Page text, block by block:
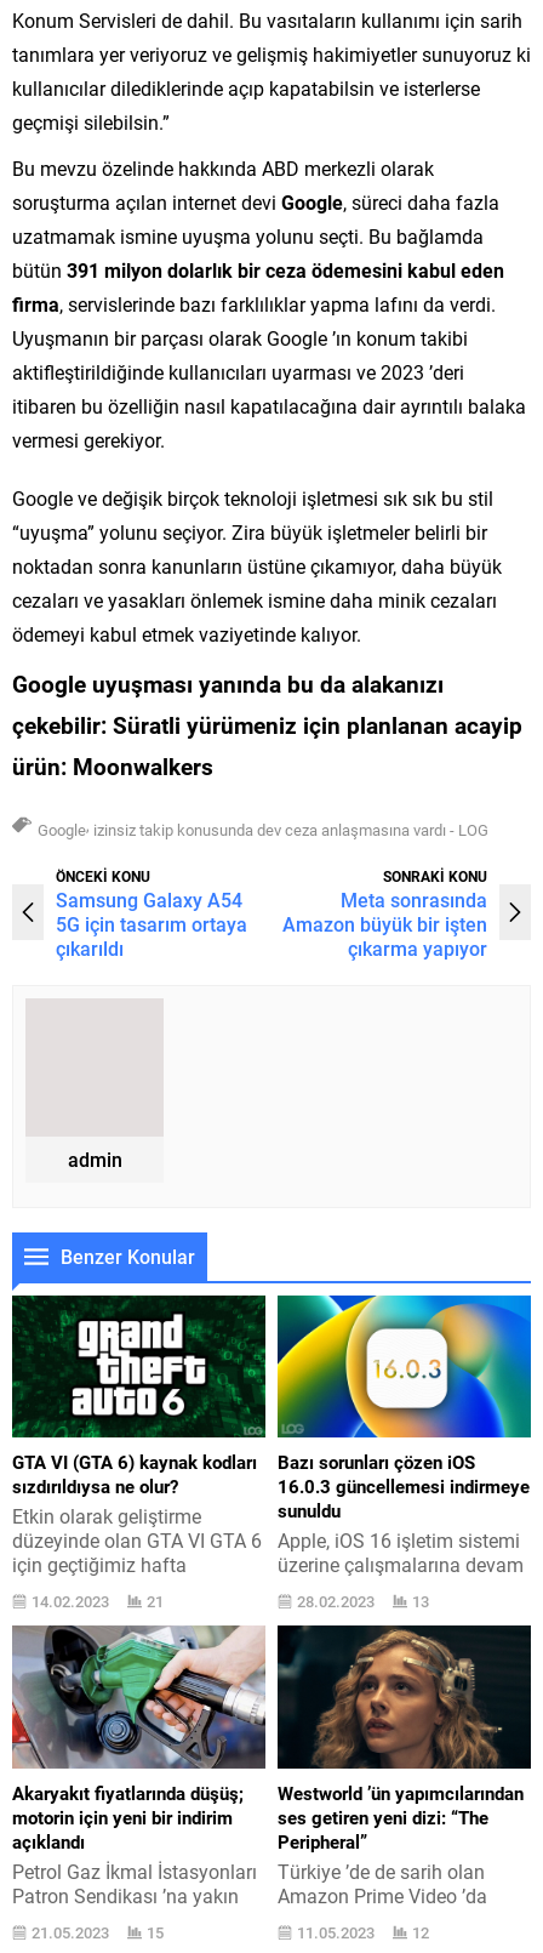
Konum Servisleri de dahil. Bu vasıtaların kullanımı için sarih
tanımlara yer veriyoruz ve gelişmiş hakimiyetler sunuyoruz ki
kullanıcılar dilediklerinde açıp kapatabilsin ve isterlerse
geçmişi silebilsin.”
Bu mevzu özelinde hakkında ABD merkezli olarak
soruşturma açılan internet devi Google, süreci daha fazla
uzatmamak ismine uyuşma yolunu seçti. Bu bağlamda
bütün 391 milyon dolarlık bir ceza ödemesini kabul eden
firma, servislerinde bazı farklılıklar yapma lafını da verdi.
Uyuşmanın bir parçası olarak Google ’ın konum takibi
aktifleştirildiğinde kullanıcıları uyarması ve 2023 ’deri
itibaren bu özelliğin nasıl kapatılacağına dair ayrıntılı balaka
vermesi gerekiyor.
Google ve değişik birçok teknoloji işletmesi sık sık bu stil
“uyuşma” yolunu seçiyor. Zira büyük işletmeler belirli bir
noktadan sonra kanunların üstüne çıkamıyor, daha büyük
cezaları ve yasakları önlemek ismine daha minik cezaları
ödemeyi kabul etmek vaziyetinde kalıyor.
Google uyuşması yanında bu da alakanızı
çekebilir: Süratli yürümeniz için planlanan acayip
ürün: Moonwalkers
Google, izinsiz takip konusunda dev ceza anlaşmasına vardı - LOG
ÖNCEKİ KONU
Samsung Galaxy A54
5G için tasarım ortaya
çıkarıldı
SONRAKİ KONU
Meta sonrasında
Amazon büyük bir işten
çıkarma yapıyor
admin
Benzer Konular
GTA VI (GTA 6) kaynak kodları
sızdırıldıysa ne olur?
Etkin olarak geliştirme
düzeyinde olan GTA VI GTA 6
için geçtiğimiz hafta
gerçekten devasa bir sızıntı
yapıldı. Kaçıranlar için GTA VI
GTA 6 için geçtiğimiz hafta
sonu sabah saatlerinde
büyük bir sızıntı yapıldı.
Başta sahte olduğu
varsayılan ancak daha sonra
reel olduğu ortaya çıkan
sızıntı sonrasında birçok
balaka ortaya çıktı....
14.02.2023 21
Bazı sorunları çözen iOS
16.0.3 güncellemesi indirmeye
sunuldu
Apple, iOS 16 işletim sistemi
üzerine çalışmalarına devam
ediyor. Biraz evvel yardımlı
iPhone ’lar için iOS 16.0.3
geldi. WWDC22 aktifliğinin en
ehemmiyetli ilanı olan, tüm
detaylarına burada yer
verdiğimiz iOS 16 işletim
sistemi, sayfanın altında
görebileceğiniz yardımlı tüm
iPhone modelleri için
geçtiğimiz ay indirilebilir hale
geldi. İşte bunun üstüne
aktüelleme çalışmaları...
28.02.2023 13
Akaryakıt fiyatlarında düşüş;
motorin için yeni bir indirim
açıklandı
Petrol Gaz İkmal İstasyonları
Patron Sendikası ’na yakın
kaynaklardan alınan son
haberlere göre motorin
21.05.2023 15
Westworld ’ün yapımcılarından
ses getiren yeni dizi: “The
Peripheral”
Türkiye ’de de sarih olan
Amazon Prime Video ’da
ekranlara gelen yeni dizi “The
Peripheral” çok dikkat
11.05.2023 12